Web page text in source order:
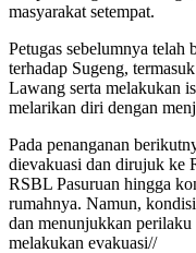
masyarakat setempat.
Petugas sebelumnya telah
terhadap Sugeng,
Lawang serta melakukan
melarikan diri dengan
Pada penanganan
dievakuasi dan dirujuk ke
RSBL Pasuruan hingga
rumahnya. Namun,
dan menunjukkan perilaku
melakukan evakuasi//